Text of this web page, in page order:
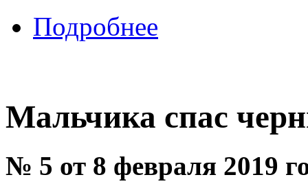
Подробнее
Мальчика спас
№ 5 от 8 февраля 2019